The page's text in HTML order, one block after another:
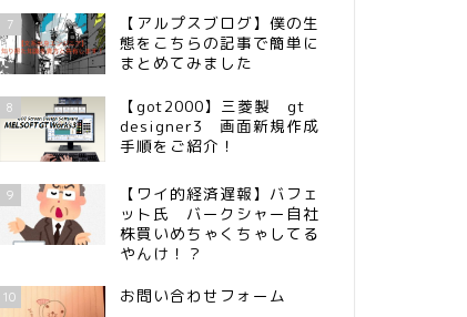
7
【アルプスブログ】僕の生
態をこちらの記事で簡単に
まとめてみました
8
【got2000】三菱製 gt
designer3 画面新規作成
手順をご紹介！
9
【ワイ的経済遅報】バフェ
ット氏 バークシャー自社
株買いめちゃくちゃしてる
やんけ！？
10 お問い合わせフォーム